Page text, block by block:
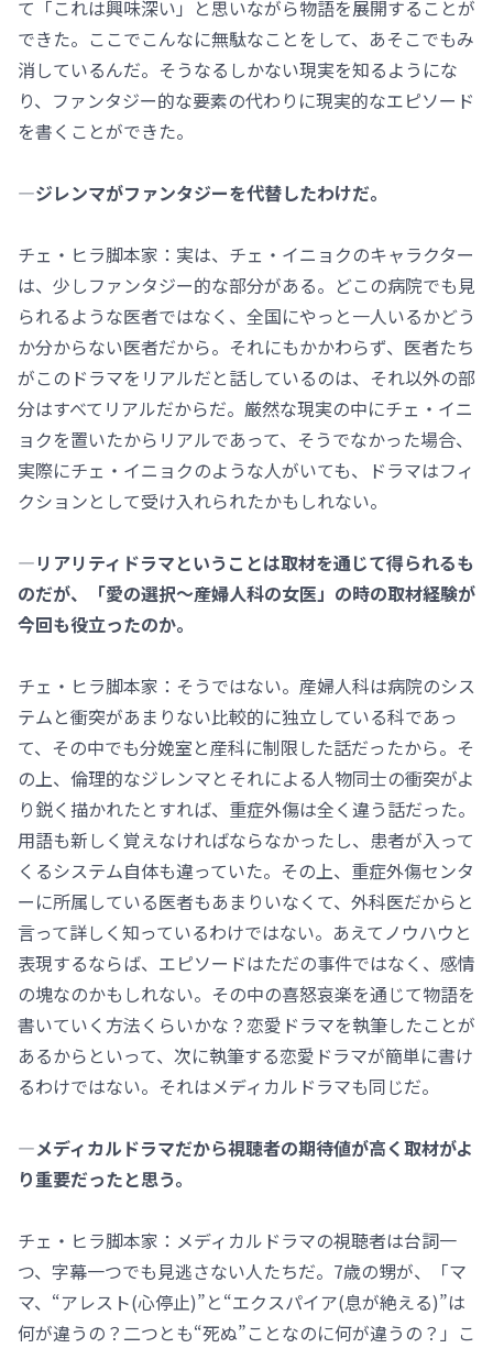
て「これは興味深い」と思いながら物語を展開することが
できた。ここでこんなに無駄なことをして、あそこでもみ
消しているんだ。そうなるしかない現実を知るようにな
り、ファンタジー的な要素の代わりに現実的なエピソード
を書くことができた。
―ジレンマがファンタジーを代替したわけだ。
チェ・ヒラ脚本家：実は、チェ・イニョクのキャラクター
は、少しファンタジー的な部分がある。どこの病院でも見
られるような医者ではなく、全国にやっと一人いるかどう
か分からない医者だから。それにもかかわらず、医者たち
がこのドラマをリアルだと話しているのは、それ以外の部
分はすべてリアルだからだ。厳然な現実の中にチェ・イニ
ョクを置いたからリアルであって、そうでなかった場合、
実際にチェ・イニョクのような人がいても、ドラマはフィ
クションとして受け入れられたかもしれない。
―リアリティドラマということは取材を通じて得られるも
のだが、「愛の選択～産婦人科の女医」の時の取材経験が
今回も役立ったのか。
チェ・ヒラ脚本家：そうではない。産婦人科は病院のシス
テムと衝突があまりない比較的に独立している科であっ
て、その中でも分娩室と産科に制限した話だったから。そ
の上、倫理的なジレンマとそれによる人物同士の衝突がよ
り鋭く描かれたとすれば、重症外傷は全く違う話だった。
用語も新しく覚えなければならなかったし、患者が入って
くるシステム自体も違っていた。その上、重症外傷センタ
ーに所属している医者もあまりいなくて、外科医だからと
言って詳しく知っているわけではない。あえてノウハウと
表現するならば、エピソードはただの事件ではなく、感情
の塊なのかもしれない。その中の喜怒哀楽を通じて物語を
書いていく方法くらいかな？恋愛ドラマを執筆したことが
あるからといって、次に執筆する恋愛ドラマが簡単に書け
るわけではない。それはメディカルドラマも同じだ。
―メディカルドラマだから視聴者の期待値が高く取材がよ
り重要だったと思う。
チェ・ヒラ脚本家：メディカルドラマの視聴者は台詞一
つ、字幕一つでも見逃さない人たちだ。7歳の甥が、「マ
マ、“アレスト(心停止)”と“エクスパイア(息が絶える)”は
何が違うの？二つとも“死ぬ”ことなのに何が違うの？」こ